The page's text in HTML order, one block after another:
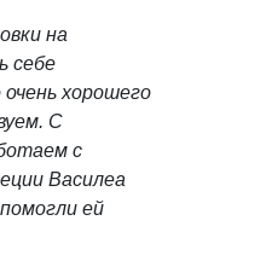
на
себе
хорошего
С
с
Василеа
ей